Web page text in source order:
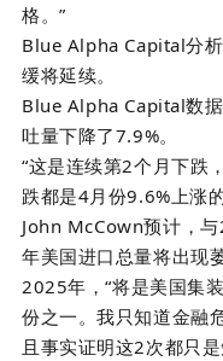
格。”
Blue Alpha Capital分
缓将延续。
Blue Alpha Capital数
吐量下降了7.9%。
“这是连续第2个月下跌
跌都是4月份9.6%上涨
John McCown预计，与
年美国进口总量将出现萎
2025年，“将是美国集
份之一。我只知道金融
且事实证明这2次都只